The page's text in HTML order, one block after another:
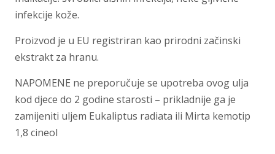
infekcije kože.
Proizvod je u EU registriran kao prirodni začinski
ekstrakt za hranu.
NAPOMENE ne preporučuje se upotreba ovog ulja
kod djece do 2 godine starosti – prikladnije ga je
zamijeniti uljem Eukaliptus radiata ili Mirta kemotip
1,8 cineol